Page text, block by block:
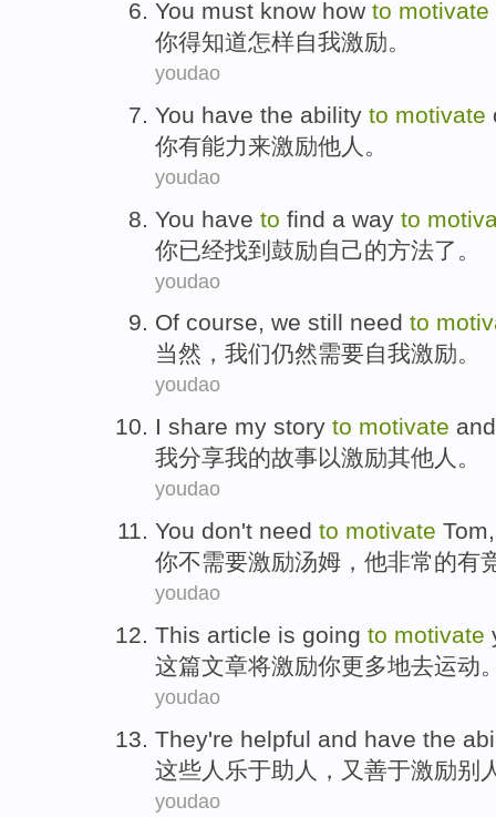
You must know how to motivate
你得知道怎样自我激励。
youdao
You have the ability to motivate
你有能力来激励他人 。
youdao
You have to find a way to
你已经找到 鼓励自己的方法了。
youdao
Of course, we still need to
当然 ， 我们仍然需要自我激励。
youdao
I share my story to motivate
我分享我的故事以激励其他人 。
youdao
You don't need to motivate Tom
你不需要激励汤姆 ， 他非常的有
youdao
This article is going to motivate
这篇文章将激励你更多地去运动
youdao
They're helpful and have the
这些 人 乐于助人， 又 善于激励别
youdao